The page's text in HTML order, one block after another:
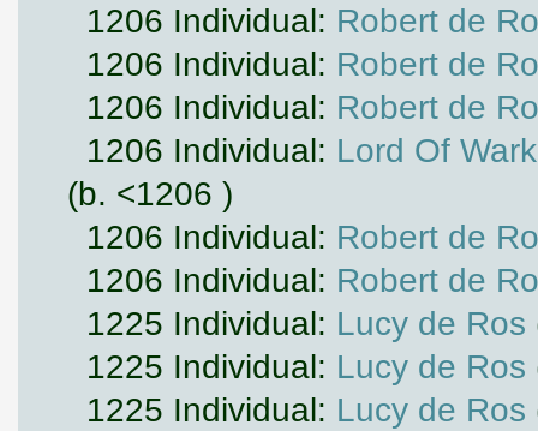
1206 Individual: Robert de
1206 Individual: Robert de
1206 Individual: Robert de
1206 Individual: Lord Of
(b. <1206 )
1206 Individual: Robert de
1206 Individual: Robert de
1225 Individual: Lucy de Ros
1225 Individual: Lucy de Ros
1225 Individual: Lucy de Ros